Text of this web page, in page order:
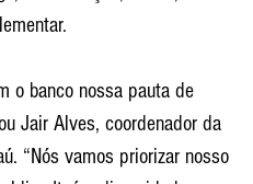
o banco nossa pauta de
Jair Alves, coordenador da
“Nós vamos priorizar nosso